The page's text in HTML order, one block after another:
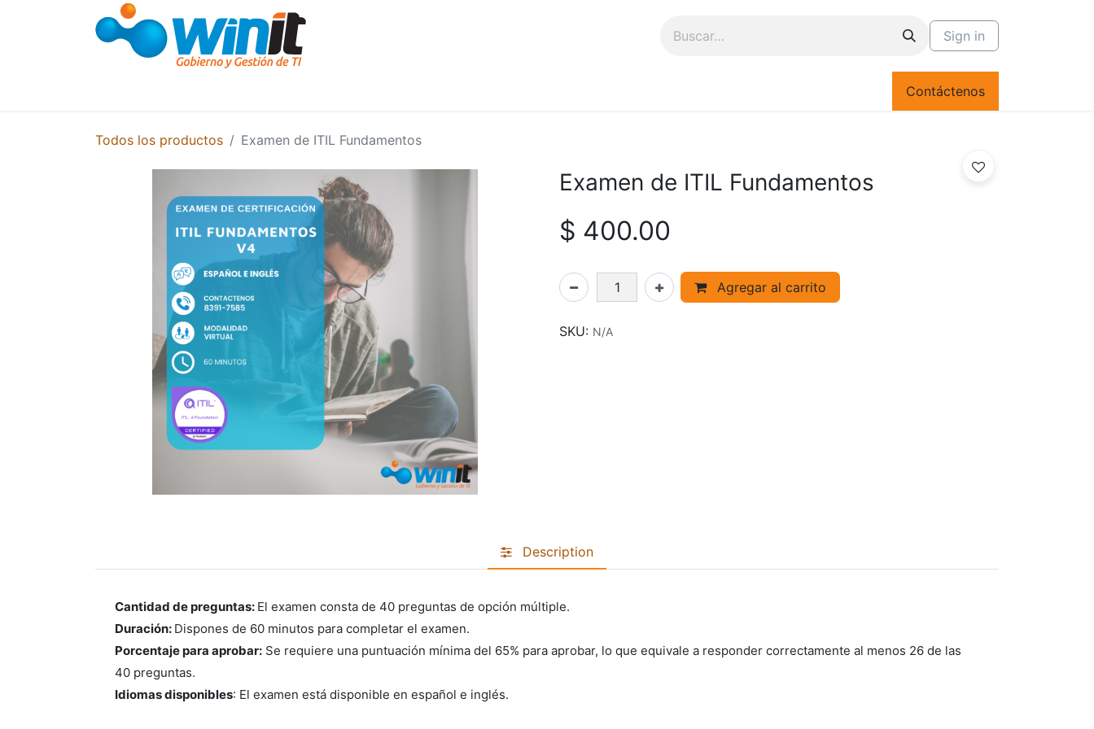
Sign in
Contáctenos
Todos los productos Examen de ITIL Fundamentos
Examen de ITIL Fundamentos
$ 400.00
Agregar al carrito
SKU: N/A
Description
Cantidad de preguntas: El examen consta de 40 preguntas de opción múltiple.
Duración: Dispones de 60 minutos para completar el examen.
Porcentaje para aprobar: Se requiere una puntuación mínima del 65% para aprobar, lo que equivale a responder correctamente al menos 26 de las
40 preguntas.
Idiomas disponibles: El examen está disponible en español e inglés.